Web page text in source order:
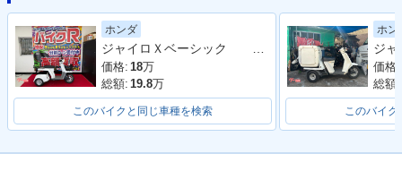
2002年 GYRO CAN
OPY デッキタイプ・
カラーチェンジ
マイナーチェンジ
2000年 GYRO CAN
OPY デッキタイプ・
マイナーチェンジ
ホンダ
ジャイロＸベーシック オプショングリップヒーター リアキャリア
価格: 18万
総額: 19.8万
このバイクと同じ車種を検索
ホン
価格:
総額:
このバイク